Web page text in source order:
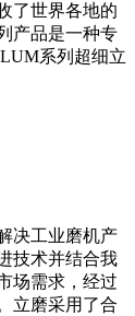
了世界各地的
产品是一种专
系列超细立
决工业磨机产
技术并结合我
场需求，经过
立磨采用了合